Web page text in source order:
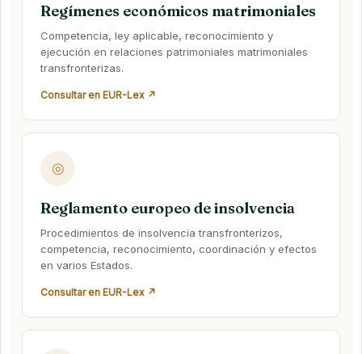
Regímenes económicos matrimoniales
Competencia, ley aplicable, reconocimiento y
ejecución en relaciones patrimoniales matrimoniales
transfronterizas.
Consultar en EUR-Lex ↗
◎
Reglamento europeo de insolvencia
Procedimientos de insolvencia transfronterizos,
competencia, reconocimiento, coordinación y efectos
en varios Estados.
Consultar en EUR-Lex ↗